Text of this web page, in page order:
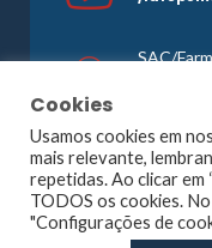
SAC/
©1965 - 2026
Wordpress
Cookies
Usamos cookies em
mais relevante,
repetidas. Ao clicar em
TODOS os cookies.
"Configurações de